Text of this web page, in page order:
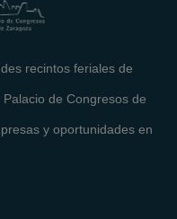
recintos feriales de
de Congresos de
y oportunidades en